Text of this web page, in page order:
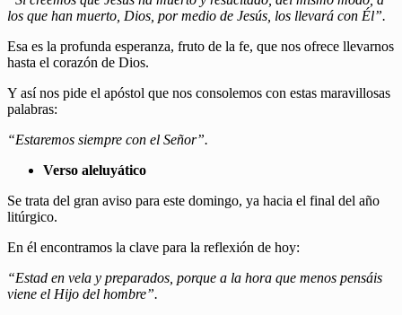
los que han muerto, Dios, por medio de Jesús, los llevará con Él”.
Esa es la profunda esperanza, fruto de la fe, que nos ofrece llevarnos
hasta el corazón de Dios.
Y así nos pide el apóstol que nos consolemos con estas maravillosas
palabras:
“Estaremos siempre con el Señor”.
Verso aleluyático
Se trata del gran aviso para este domingo, ya hacia el final del año
litúrgico.
En él encontramos la clave para la reflexión de hoy:
“Estad en vela y preparados, porque a la hora que menos pensáis
viene el Hijo del hombre”.